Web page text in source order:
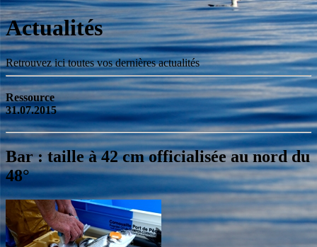
Actualités
Retrouvez ici toutes vos dernières actualités
Ressource
31.07.2015
Bar : taille à 42 cm officialisée au nord du
48°